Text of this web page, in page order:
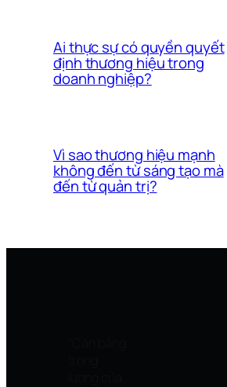
Ai thực sự có quyền quyết
định thương hiệu trong
doanh nghiệp?
Vì sao thương hiệu mạnh
không đến từ sáng tạo mà
đến từ quản trị?